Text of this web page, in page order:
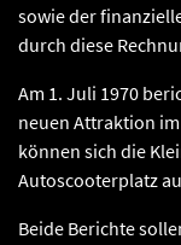
sowie der
durch diese
Am 1. Juli 1970
neuen Attraktion
können sich die
Autoscooterplatz
Beide Berichte